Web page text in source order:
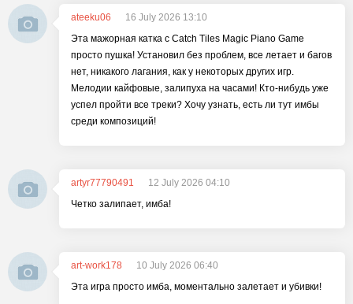
ateeku06
16 July 2026 13:10
Эта мажорная катка с Catch Tiles Magic Piano Game
просто пушка! Установил без проблем, все летает и багов
нет, никакого лагания, как у некоторых других игр.
Мелодии кайфовые, залипуха на часами! Кто-нибудь уже
успел пройти все треки? Хочу узнать, есть ли тут имбы
среди композиций!
artyr77790491
12 July 2026 04:10
Четко залипает, имба!
art-work178
10 July 2026 06:40
Эта игра просто имба, моментально залетает и убивки!